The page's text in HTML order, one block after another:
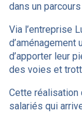
dans un
Via l’entreprise
d’apporter leur
des voies et
Cette réalisation
salariés qui